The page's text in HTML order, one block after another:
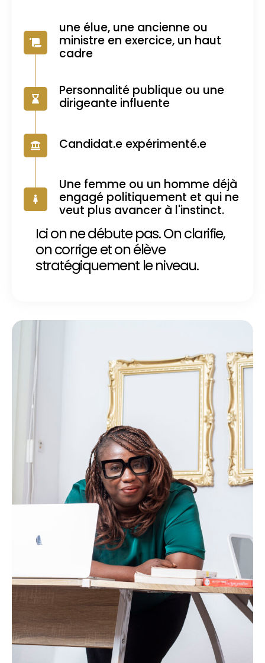
une élue, une ancienne ou
ministre en exercice, un haut
cadre
Personnalité publique ou une
dirigeante influente
Candidat.e expérimenté.e
Une femme ou un homme déjà
engagé politiquement et qui ne
veut plus avancer à l'instinct.
Ici on ne débute pas. On clarifie,
on corrige et on élève
stratégiquement le niveau.